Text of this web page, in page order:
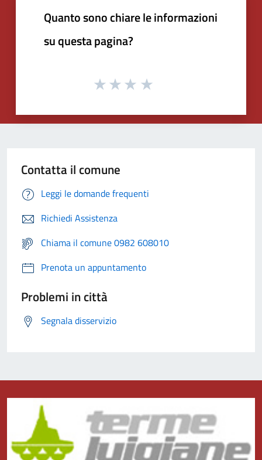
Quanto sono chiare le informazioni
su questa pagina?
Contatta il comune
Leggi le domande frequenti
Richiedi Assistenza
Chiama il comune 0982 608010
Prenota un appuntamento
Problemi in città
Segnala disservizio